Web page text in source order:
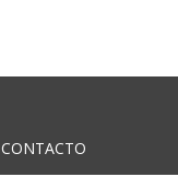
CONTACTO